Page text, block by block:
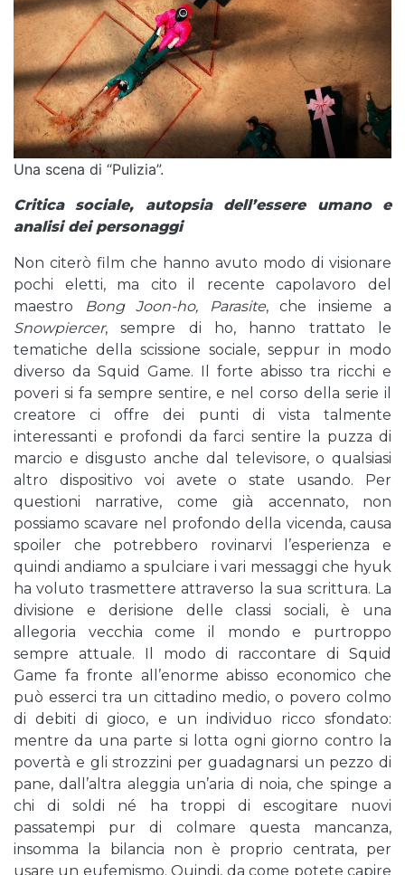
Una scena di “Pulizia”.
Critica sociale, autopsia dell’essere umano e
analisi dei personaggi
Non citerò film che hanno avuto modo di visionare
pochi eletti, ma cito il recente capolavoro del
maestro
Bong Joon-ho, Parasite, che insieme a
Snowpiercer, sempre di ho, hanno trattato le
tematiche della scissione sociale, seppur in modo
diverso da Squid Game. Il forte abisso tra ricchi e
poveri si fa sempre sentire, e nel corso della serie il
creatore ci offre dei punti di vista talmente
interessanti e profondi da farci sentire la puzza di
marcio e disgusto anche dal televisore, o qualsiasi
altro dispositivo voi avete o state usando. Per
questioni narrative, come già accennato, non
possiamo scavare nel profondo della vicenda, causa
spoiler che potrebbero rovinarvi l’esperienza e
quindi andiamo a spulciare i vari messaggi che hyuk
ha voluto trasmettere attraverso la sua scrittura. La
divisione e derisione delle classi sociali, è una
allegoria vecchia come il mondo e purtroppo
sempre attuale. Il modo di raccontare di Squid
Game fa fronte all’enorme abisso economico che
può esserci tra un cittadino medio, o povero colmo
di debiti di gioco, e un individuo ricco sfondato:
mentre da una parte si lotta ogni giorno contro la
povertà e gli strozzini per guadagnarsi un pezzo di
pane, dall’altra aleggia un’aria di noia, che spinge a
chi di soldi né ha troppi di escogitare nuovi
passatempi pur di colmare questa mancanza,
insomma la bilancia non è proprio centrata, per
usare un eufemismo. Quindi, da come potete capire